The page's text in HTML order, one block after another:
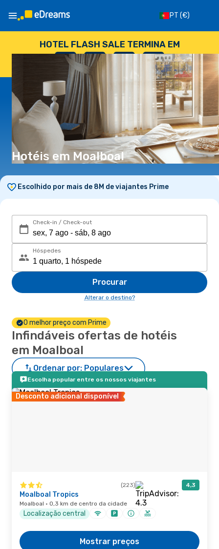
PT (€)
HOTEL FLASH SALE TERMINA EM
--
DIAS
: --
HORAS
: --
SEGUNDOS
Hotéis em Moalboal
Escolhido por mais de 8M de viajantes Prime
Check-in / Check-out
Hóspedes
Procurar
Alterar o destino?
O melhor preço com Prime
Infindáveis ofertas de hotéis
em Moalboal
Ordenar por: Populares
Escolha popular entre os nossos viajantes
Desconto adicional disponível
(223) 4,3
Moalboal Tropics
Moalboal · 0,3 km de centro da cidade
Localização central
Mostrar preços